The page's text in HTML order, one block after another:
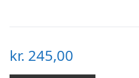
kr. 245,00